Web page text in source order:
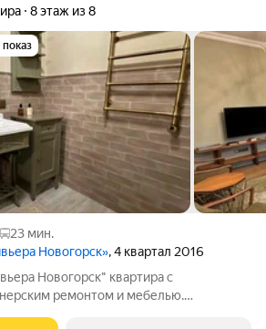
8 этаж из 8
23 мин.
Новогорск», 4 квартал 2016
Новогорск" квартира с
ремонтом и мебелью.